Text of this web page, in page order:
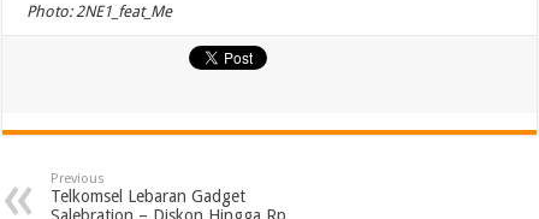
Photo: 2NE1_feat_Me
Previous
Telkomsel Lebaran Gadget